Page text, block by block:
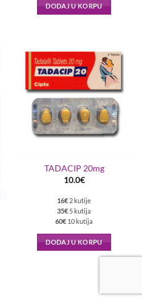
DODAJ U KORPU
TADACIP 20mg
10.0€
16€ 2 kutije
35€ 5 kutija
60€ 10 kutija
DODAJ U KORPU